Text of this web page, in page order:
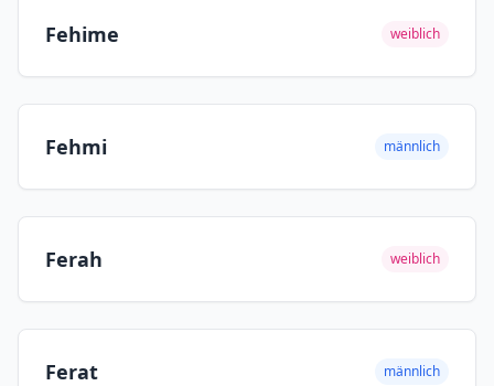
Fehime weiblich
Fehmi männlich
Ferah weiblich
Ferat männlich